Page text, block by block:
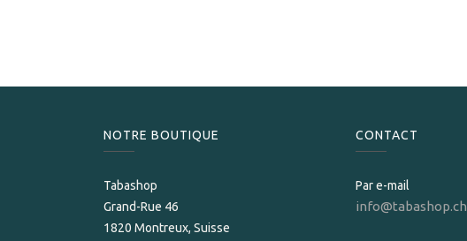
NOTRE BOUTIQUE
Tabashop
Grand-Rue 46
1820 Montreux, Suisse
CONTACT
Par e-mail
info@tabashop.ch